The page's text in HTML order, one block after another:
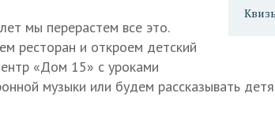
мы перерастем все это.
ресторан и откроем детский
«Дом 15» с уроками
музыки или будем рассказывать